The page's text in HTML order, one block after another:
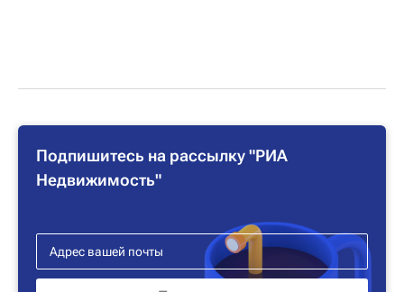
Подпишитесь на рассылку "РИА
Недвижимость"